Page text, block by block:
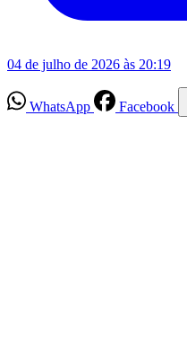
04 de julho de 2026 às 20:19
WhatsApp Facebook